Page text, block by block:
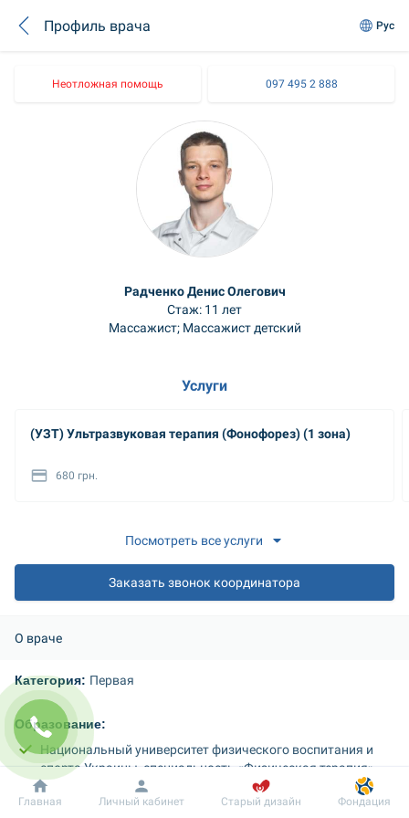
Профиль врача Рус
Неотложная помощь 097 495 2 888
Радченко Денис Олегович
Стаж: 11 лет
Массажист; Массажист детский
Услуги
(УЗТ) Ультразвуковая терапия (Фонофорез) (1 зона)
680 грн.
Посмотреть все услуги
Заказать звонок координатора
О враче
Категория: Первая
Образование:
Национальный университет физического воспитания и
спорта Украины, специальность «Физическая терапия»
Добробут Информация Пациенту
Главная Личный кабинет Старый дизайн Фондация